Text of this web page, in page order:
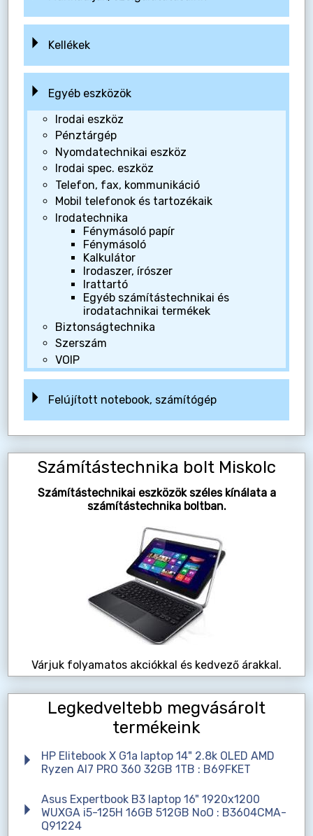
Kellékek
Egyéb eszközök
Irodai eszköz
Pénztárgép
Nyomdatechnikai eszköz
Irodai spec. eszköz
Telefon, fax, kommunikáció
Mobil telefonok és tartozékaik
Irodatechnika
Fénymásoló papír
Fénymásoló
Kalkulátor
Irodaszer, írószer
Irattartó
Egyéb számítástechnikai és
irodatachnikai termékek
Biztonságtechnika
Szerszám
VOIP
Felújított notebook, számítógép
Számítástechnika bolt Miskolc
Számítástechnikai eszközök széles kínálata a
számítástechnika boltban.
Várjuk folyamatos akciókkal és kedvező árakkal.
Legkedveltebb megvásárolt
termékeink
HP Elitebook X G1a laptop 14" 2.8k OLED AMD
Ryzen AI7 PRO 360 32GB 1TB : B69FKET
Asus Expertbook B3 laptop 16" 1920x1200
WUXGA i5-125H 16GB 512GB NoO : B3604CMA-
Q91224